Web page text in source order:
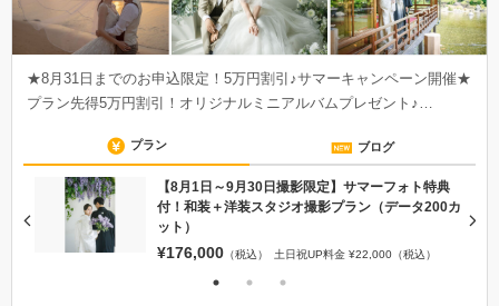
★8月31日までのお申込限定！5万円割引♪サマーキャンペーン開催★
プラン先得5万円割引！オリジナルミニアルバムプレゼント♪…
プラン ブログ
【8月1日～9月30日撮影限定】サマーフォト特典
付！和装＋洋装スタジオ撮影プラン（データ200カ
ット）
¥176,000 （税込） 土日祝UP料金 ¥22,000（税込）